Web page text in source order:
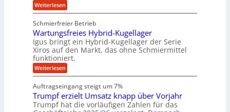
u
n
g
e
n
e
n
u
b
e
w
e
g
u
n
g
e
v
e
n
d
M
a
s
c
h
i
e
n
b
a
r
k
z
e
u
g
k
r
e
i
s
a
u
f
Weiterlesen:
K
g
e
l
s
c
h
i
e
e
n
f
Schmierfreier Betrieb
Wartungsfreies Hybrid-Kugellager
Igus bringt ein Hybrid-Kugellager der Serie
Xiros auf den Markt, das ohne Schmiermittel
funktioniert.
Weiterlesen:
W
r
t
u
n
Auftragseingang steigt um 7%
Trumpf erzielt Umsatz knapp über Vorjahr
Trumpf hat die vorläufigen Zahlen für das